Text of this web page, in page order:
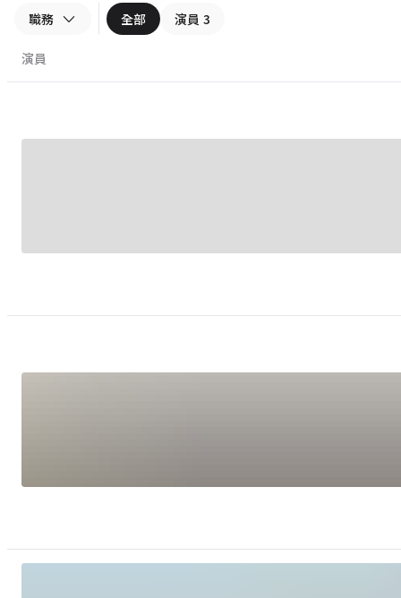
職務 全部 演員 3
演員